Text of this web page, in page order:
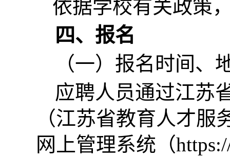
依据学校有关政策
四、报名
（一）报名时间、
应聘人员通过江苏
（江苏省教育人才
网上管理系统（